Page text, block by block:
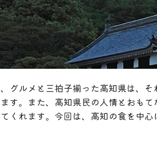
グルメと三拍子揃った高知県は、
す。また、高知県民の人情とおも
くれます。今回は、高知の食を中